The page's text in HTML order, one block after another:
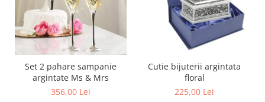
Set 2 pahare sampanie
argintate Ms & Mrs
356,00 Lei
Cutie bijuterii argintata
floral
225,00 Lei